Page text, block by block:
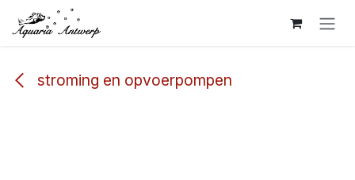
Overslaan naar inhoud
stroming en opvoerpompen